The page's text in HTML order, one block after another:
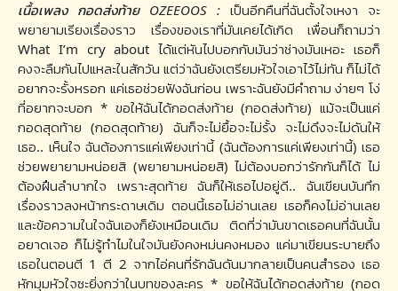
เนื้อเพลง กอดส่งท้าย OZEEOOS : เป็นอีกคืนที่ฉันตั้งใจเหงา จะ
พยายามเรียงเรื่องราว เรื่องของเราที่มันเคยได้เกิด เพื่อนก็ถามว่า
What I’m cry about ได้แต่หันไปบอกกับมันว่าช่างมันเหอะ เธอก็
คงจะลืมกันไปแหละในสักวัน แต่ว่าฉันยังเตรียมหัวใจเอาไว้ไม่ทัน ก็ไม่ได้
อยากจะรั้งหรอก แค่เธอช่วยฟังฉันก่อน เพราะฉันยังมีคำถาม ง่ายๆ โง่
ที่อยากจะบอก * ขอให้ฉันได้กอดส่งท้าย (กอดส่งท้าย) แม้จะเป็นแค่
กอดสุดท้าย (กอดสุดท้าย) ฉันก็จะไม่ยื้อจะไม่รั้ง จะไม่ดึงจะไม่ดันให้
เธอ.. เห็นใจ ฉันต้องการแค่เพียงเท่านี้ (ฉันต้องการแค่เพียงเท่านี้) เธอ
ช่วยพยายามหน่อยสิ (พยายามหน่อยสิ) ไม่ต้องบอกว่ารักกันก็ได้ ไม่
ต้องฝืนลำบากใจ เพราะสุดท้าย ฉันก็ให้เธอไปอยู่ดี.. ฉันเขียนบันทึก
เรื่องราวลงหน้ากระดาษเดิม ตอนนี้เธอไม่อ่านเลย เธอก็คงไม่อ่านเลย
และข้อความในใจฉันเองก็ยังเหมือนเดิม ติดที่ว่ามันขาดเธอคนที่ฉันนั้น
อยาดเจอ ก็ไม่รู้ทำไมในใจมันยังคงหม่นคงหมอง แค่มาเขียนระบายถึง
เธอในตอนตี 1 ตี 2 จากไอ่คนที่รักฉันดันมากลายเป็นคนสำรอง เธอ
หักมุมหัวใจซะยิ่งกว่าในบทของละคร * ขอให้ฉันได้กอดส่งท้าย (กอด